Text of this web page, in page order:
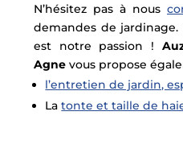
N’hésitez pas à nous
demandes de jardinage.
est notre passion !
Agne vous propose
l’entretien de jardin,
Latonte et taille de